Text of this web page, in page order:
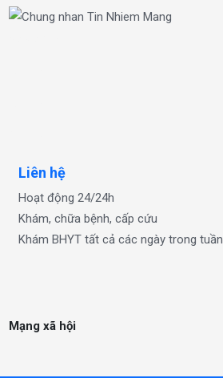
Liên hệ
Hoạt động 24/24h
Khám, chữa bệnh, cấp cứu
Khám BHYT tất cả các ngày trong tuần
Mạng xã hội